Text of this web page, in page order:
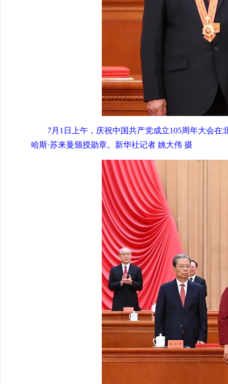
7月1日上午，庆祝中国共产党成立105周年大会
哈斯·苏来曼颁授勋章。新华社记者 姚大伟 摄